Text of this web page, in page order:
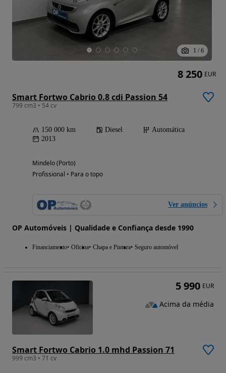
1 / 6
Smart Fortwo Cabrio 0.8 cdi Passion 54
799 cm3 • 54 cv
150 000 km Diesel
Automática
2013
Mindelo (Porto)
Profissional • Para o topo
Ver anúncios
OP Automóveis | Qualidade e Confiança desde 1990
Financiamento Oficina Chapa e Pintura Seguro automóvel
8 250 EUR
Smart Fortwo Cabrio 1.0 mhd Passion 71
999 cm3 • 71 cv
5 990 EUR
Acima da média